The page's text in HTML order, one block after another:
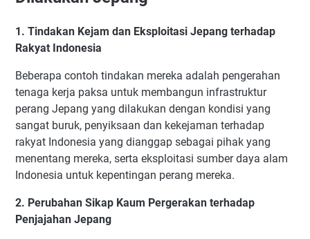
1. Tindakan Kejam dan Eksploitasi Jepang terhadap
Rakyat Indonesia
Beberapa contoh tindakan mereka adalah pengerahan
tenaga kerja paksa untuk membangun infrastruktur
perang Jepang yang dilakukan dengan kondisi yang
sangat buruk, penyiksaan dan kekejaman terhadap
rakyat Indonesia yang dianggap sebagai pihak yang
menentang mereka, serta eksploitasi sumber daya alam
Indonesia untuk kepentingan perang mereka.
2. Perubahan Sikap Kaum Pergerakan terhadap
Penjajahan Jepang